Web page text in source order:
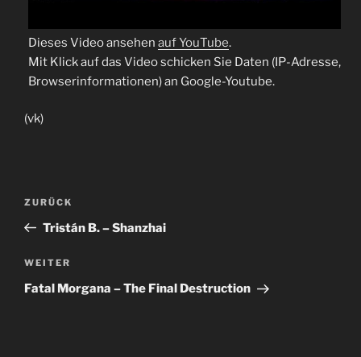
Dieses Video ansehen auf YouTube.
Mit Klick auf das Video schicken Sie Daten (IP-Adresse,
Browserinformationen) an Google-Youtube.
(vk)
Beitragsnavigation
Vorheriger
Beitrag
ZURÜCK
Tristán B. – Shanzhai
Nächster
Beitrag
WEITER
Fatal Morgana – The Final Destruction